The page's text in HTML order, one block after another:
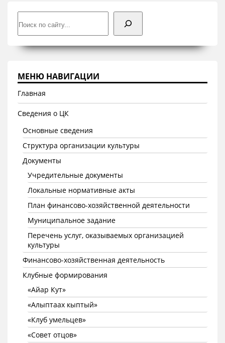
Поиск
МЕНЮ НАВИГАЦИИ
Главная
Сведения о ЦК
Основные сведения
Структура организации культуры
Документы
Учредительные документы
Локальные нормативные акты
План финансово-хозяйственной деятельности
Муниципальное задание
Перечень услуг, оказываемых организацией
культуры
Финансово-хозяйственная деятельность
Клубные формирования
«Айар Кут»
«Алыптаах кыптый»
«Клуб умельцев»
«Совет отцов»